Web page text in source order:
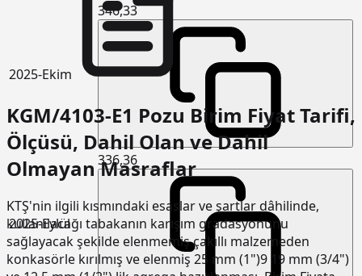
2025-Ekim
346,33
2025-Eylül
336,36
KGM/4103-E1 Pozu Birim Fiyat Tarifi,
Ölçüsü, Dahil Olan ve Dahil
Olmayan Masraflar
KTŞ'nin ilgili kısmındaki esaslar ve şartlar dâhilinde,
kullanılacağı tabakanın karışım gradasyonunu
sağlayacak şekilde elenmemiş çakıllı malzemeden
konkasörle kırılmış ve elenmiş 25 mm (1")9 19 mm (3/4")